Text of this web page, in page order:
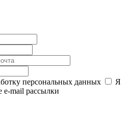
персональных данных
Я
e-mail рассылки